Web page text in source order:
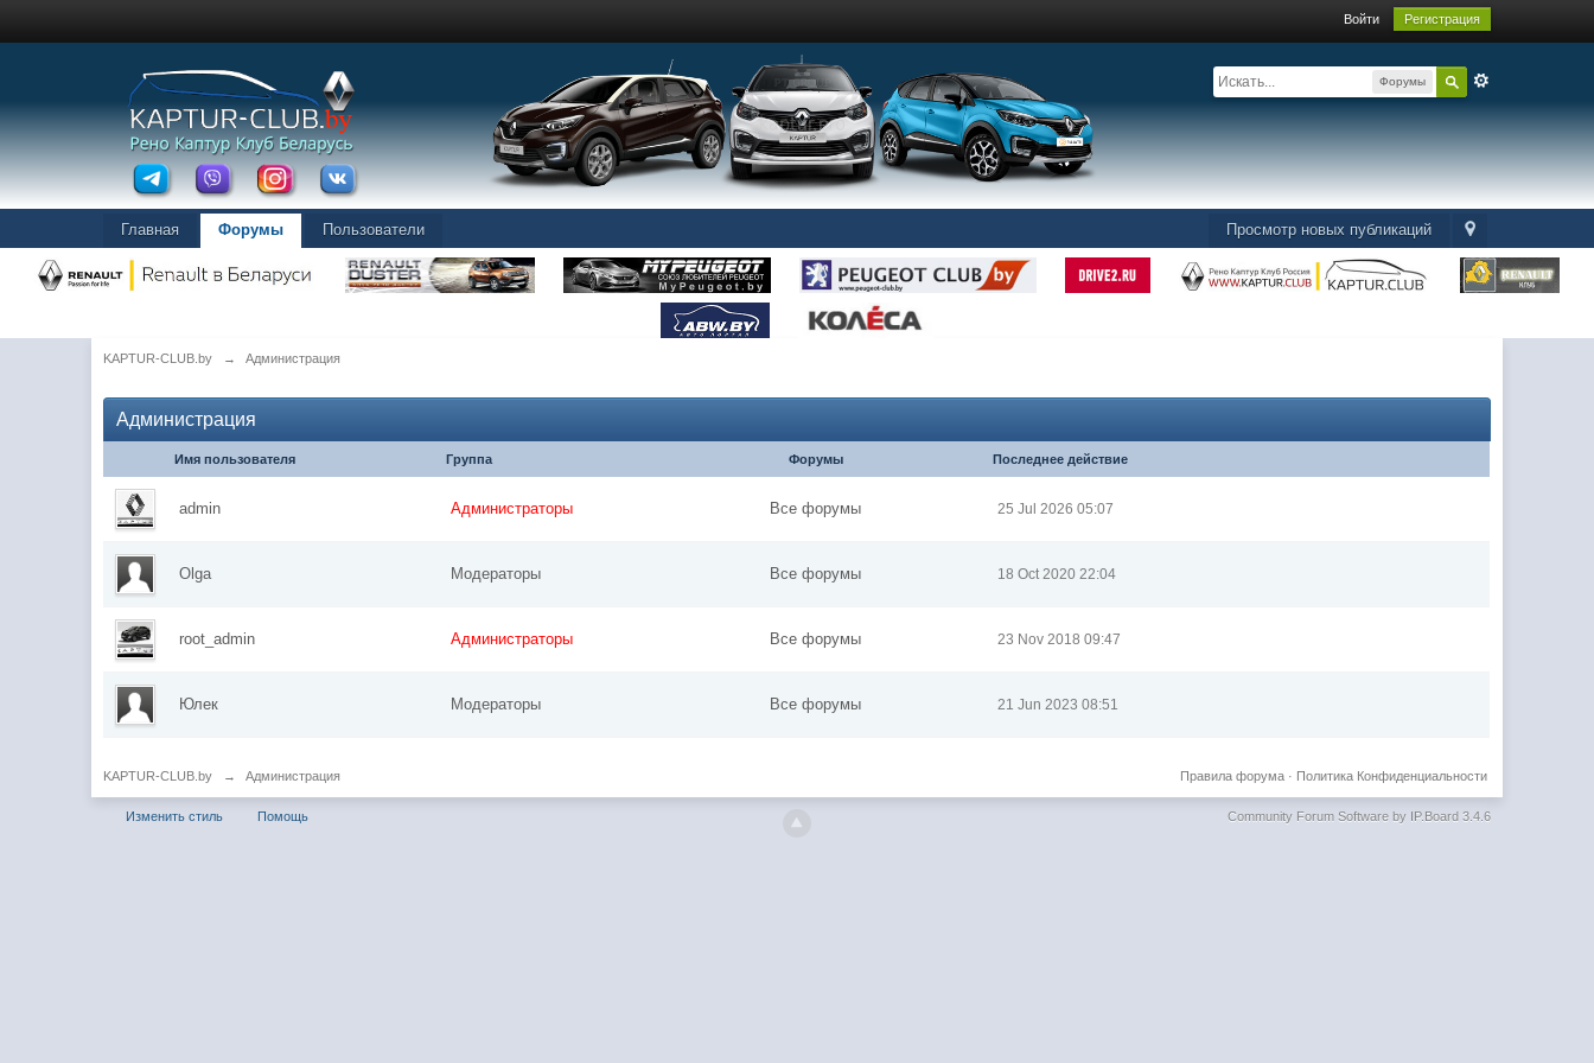
Войти Регистрация
Форумы
Просмотр новых публикаций
Главная Форумы Пользователи
KAPTUR-CLUB.by → Администрация
Администрация
Имя пользователя Группа Форумы Последнее действие
admin Администраторы Все форумы 25 Jul 2026 05:07
Olga Модераторы Все форумы 18 Oct 2020 22:04
root_admin Администраторы Все форумы 23 Nov 2018 09:47
Юлек Модераторы Все форумы 21 Jun 2023 08:51
KAPTUR-CLUB.by → Администрация Политика Конфиденциальности
Правила форума·
Изменить стиль Помощь Community Forum Software by IP.Board 3.4.6